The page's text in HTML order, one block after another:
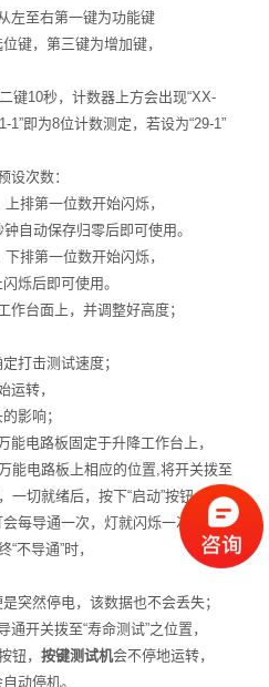
至右第一键为功能键
键，第三键为增加键，
10秒，计数器上方会出现“XX-
1”即为8位计数测定，若设为“29-1”
次数：
排第一位数开始闪烁，
自动保存归零后即可使用。
排第一位数开始闪烁，
烁后即可使用。
台面上，并调整好高度；
打击测试速度；
转，
影响；
电路板固定于升降工作台上，
能电路板上相应的位置,将开关拨至
一切就绪后，按下“启动”按钮，
每导通一次，灯就闪烁一次，
不导通”时，
突然停电，该数据也不会丢失；
开关拨至“寿命测试”之位置，
钮，按键测试机会不停地运转，
动停机。